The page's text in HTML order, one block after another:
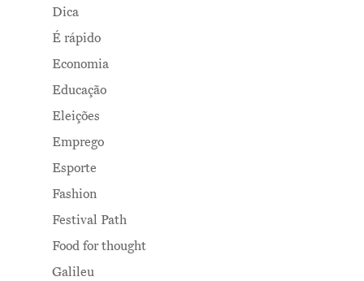
Dica
É rápido
Economia
Educação
Eleições
Emprego
Esporte
Fashion
Festival Path
Food for thought
Galileu